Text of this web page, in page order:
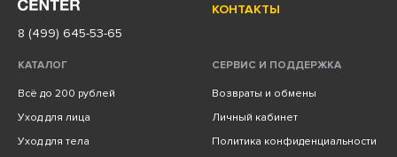
КОНТАКТЫ
8 (499) 645-53-65
КАТАЛОГ
Всё до 200 рублей
Уход для лица
Уход для тела
СЕРВИС И ПОДДЕРЖКА
Возвраты и обмены
Личный кабинет
Политика конфиденциальности